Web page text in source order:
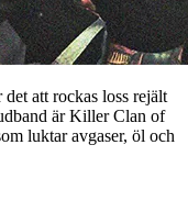
att rockas loss rejält
är Killer Clan of
luktar avgaser, öl och